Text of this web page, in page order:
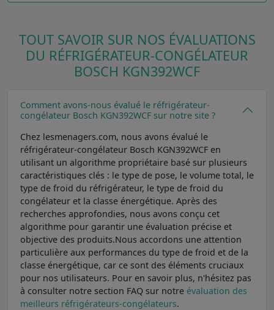
TOUT SAVOIR SUR NOS ÉVALUATIONS
DU RÉFRIGÉRATEUR-CONGÉLATEUR
BOSCH KGN392WCF
Comment avons-nous évalué le réfrigérateur-
congélateur Bosch KGN392WCF sur notre site ?
Chez lesmenagers.com, nous avons évalué le
réfrigérateur-congélateur Bosch KGN392WCF en
utilisant un algorithme propriétaire basé sur plusieurs
caractéristiques clés : le type de pose, le volume total, le
type de froid du réfrigérateur, le type de froid du
congélateur et la classe énergétique. Après des
recherches approfondies, nous avons conçu cet
algorithme pour garantir une évaluation précise et
objective des produits.Nous accordons une attention
particulière aux performances du type de froid et de la
classe énergétique, car ce sont des éléments cruciaux
pour nos utilisateurs. Pour en savoir plus, n'hésitez pas
à consulter notre section FAQ sur notre évaluation des
meilleurs réfrigérateurs-congélateurs.